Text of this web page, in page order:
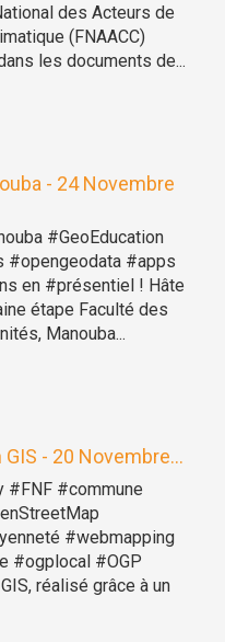
des Acteurs de
(FNAACC)
les documents de...
- 24 Novembre
#GeoEducation
#apps
en #présentiel ! Hâte
étape Faculté des
Manouba...
- 20 Novembre...
#FNF #commune
#webmapping
#ogplocal #OGP
réalisé grâce à un